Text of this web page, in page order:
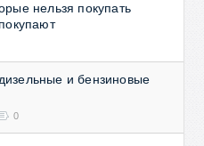
нельзя покупать
и бензиновые
0